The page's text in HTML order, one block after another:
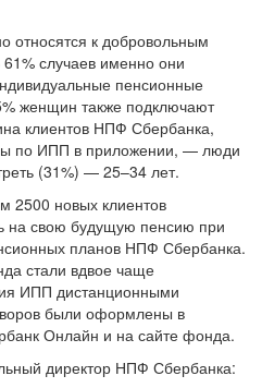
относятся к добровольным
случаев именно они
пенсионные
женщин также подключают
клиентов НПФ Сбербанка,
по ИПП в приложении, — люди
(31%) — 25–34 лет.
2500 новых клиентов
на свою будущую пенсию при
планов НПФ Сбербанка.
стали вдвое чаще
ИПП дистанционными
были оформлены в
Онлайн и на сайте фонда.
директор НПФ Сбербанка: